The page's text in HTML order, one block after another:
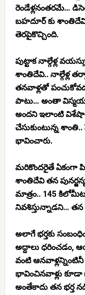
రెండేళ్లనంతరమే…
బహదూర్ కు శాంతిదేవి
తెరపైకొచ్చింది.
పుట్టాక నాల్గేళ్ల
శాంతిదేవి.. నాల్గేళ్ల
తనవాళ్లతో
పాటు… అంతా
అందని ఇలాంటి
చేసుకుంటున్న
భావించారు.
మరికొందరైతే ఏకంగా
శాంతిదేవి తన
మాత్రం.. 145
నివశిస్తున్నాడని… తన
అలాగే భర్తకు
అద్దాలు ధరించడం,
వంటి
భావించినవాళ్లు కూడా
అంతేకాదు తన భర్త